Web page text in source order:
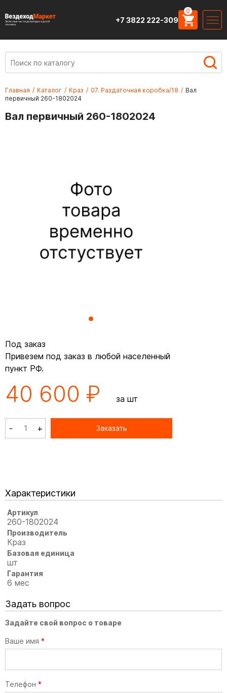
Запасные части для вездеходной
техники
+7 3822 222-309
0
Главная / Каталог / Краз / 07. Раздаточная коробка/18 / Вал
первичный 260-1802024
Вал первичный 260-1802024
Под заказ
Привезем под заказ в любой населенный
пункт РФ.
40 600 ₽ за шт
- + Заказать
Характеристики
Артикул
260-1802024
Производитель
Краз
Базовая единица
шт
Гарантия
6 мес
Задать вопрос
Задайте свой вопрос о товаре
Ваше имя *
Телефон *